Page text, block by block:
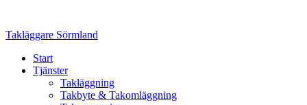
content
Takläggare Sörmland
Start
Tjänster
Takläggning
Takbyte & Takomläggning